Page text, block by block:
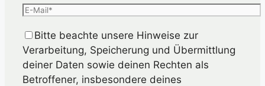
Bitte beachte unsere Hinweise zur
Verarbeitung, Speicherung und Übermittlung
deiner Daten sowie deinen Rechten als
Betroffener, insbesondere deines